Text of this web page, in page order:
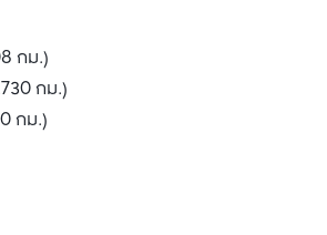
กม.)
กม.)
กม.)